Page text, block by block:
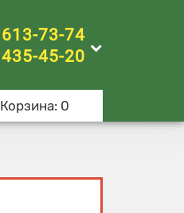
613-73-74
435-45-20
Корзина: 0